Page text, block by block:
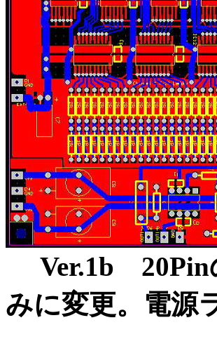
Ver.1b 20Pin
みに変更。電源